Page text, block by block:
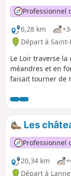
Professionnel
6,28 km
Départ à
Le Loir traverse
méandres et en
faisait tourner de
Les
Professionnel
20,34 km
Départ à